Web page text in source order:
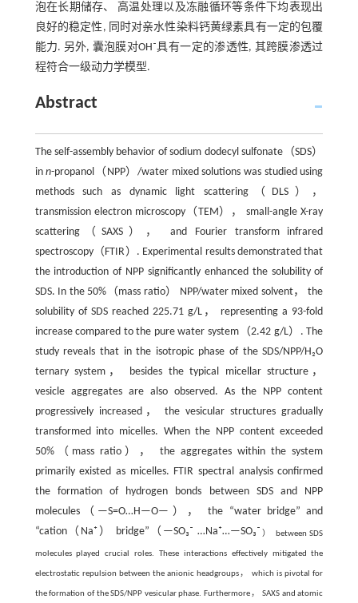
泡在长期储存、 高温处理以及冻融循环等条件下均表现出
良好的稳定性, 同时对亲水性染料钙黄绿素具有一定的包覆
能力. 另外, 囊泡膜对OH⁻具有一定的渗透性, 其跨膜渗透过
程符合一级动力学模型.
Abstract
The self-assembly behavior of sodium dodecyl sulfonate（SDS）
inn-propanol（NPP）/water mixed solutions was studied using
methods such as dynamic light scattering（DLS），
transmission electron microscopy（TEM）， small-angle X-ray
scattering（SAXS）， and Fourier transform infrared
spectroscopy（FTIR）. Experimental results demonstrated that
the introduction of NPP significantly enhanced the solubility of
SDS. In the 50%（mass ratio） NPP/water mixed solvent， the
solubility of SDS reached 225.71 g/L， representing a 93-fold
increase compared to the pure water system（2.42 g/L）. The
study reveals that in the isotropic phase of the SDS/NPP/H₂O
ternary system， besides the typical micellar structure，
vesicle aggregates are also observed. As the NPP content
progressively increased， the vesicular structures gradually
transformed into micelles. When the NPP content exceeded
50%（mass ratio）， the aggregates within the system
primarily existed as micelles. FTIR spectral analysis confirmed
the formation of hydrogen bonds between SDS and NPP
molecules（—S=O…H—O—）， the “water bridge” and
“cation（Na⁺） bridge”（—SO₃⁻ …Na⁺…—SO₃⁻ ） between SDS
molecules played crucial roles. These interactions effectively mitigated the
electrostatic repulsion between the anionic headgroups， which is pivotal for
the formation of the SDS/NPP vesicular phase. Furthermore， SAXS and atomic